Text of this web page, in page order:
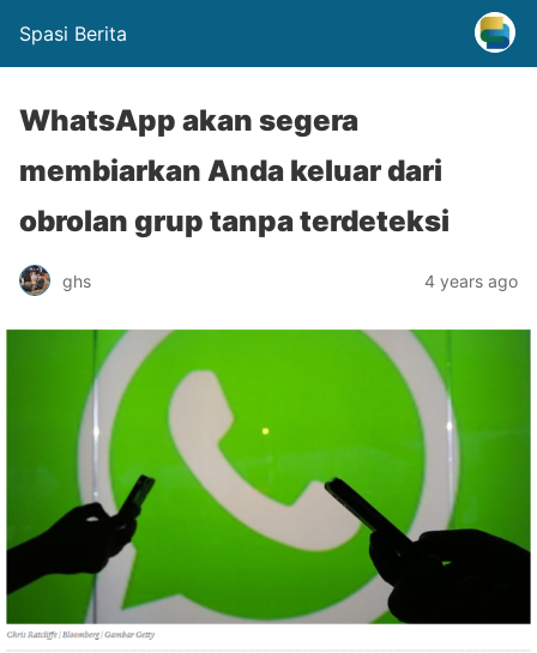
Spasi Berita
WhatsApp akan segera
membiarkan Anda keluar dari
obrolan grup tanpa terdeteksi
ghs 4 years ago